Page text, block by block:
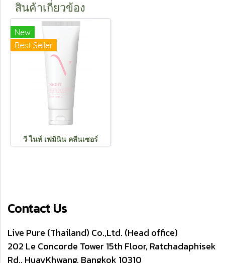
สินค้าเกี่ยวข้อง
New
Best Seller
วี ไนท์ เฟมินิน คลีนเซอร์
Contact Us
Live Pure (Thailand) Co.,Ltd. (Head office)
202 Le Concorde Tower 15th Floor, Ratchadaphisek
Rd., HuayKhwang, Bangkok 10310